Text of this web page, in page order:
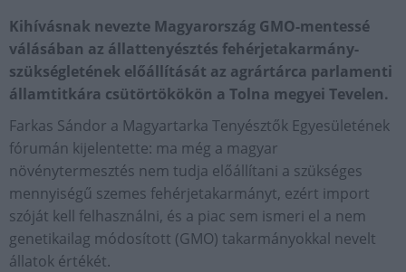
Kihívásnak nevezte Magyarország GMO-mentessé
válásában az állattenyésztés fehérjetakarmány-
szükségletének előállítását az agrártárca parlamenti
államtitkára csütörtökökön a Tolna megyei Tevelen.
Farkas Sándor a Magyartarka Tenyésztők Egyesületének
fórumán kijelentette: ma még a magyar
növénytermesztés nem tudja előállítani a szükséges
mennyiségű szemes fehérjetakarmányt, ezért import
szóját kell felhasználni, és a piac sem ismeri el a nem
genetikailag módosított (GMO) takarmányokkal nevelt
állatok értékét.